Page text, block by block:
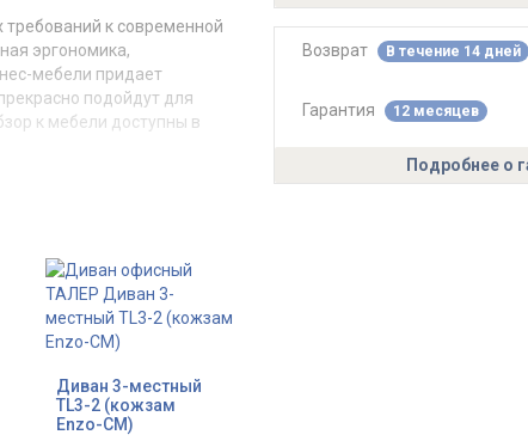
требований к современной
эргономика,
мебели придает
подойдут для
к мебели доступны в
марок поролона
диваны и кресла
Возврат В течение 14 дней
Гарантия 12 месяцев
Подробнее о
Диван 3-местный
TL3-2 (кожзам
Enzo-CM)